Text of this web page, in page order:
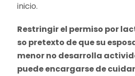
inicio.
Restringir el permiso por
so pretexto de que su
menor no desarrolla
puede encargarse de